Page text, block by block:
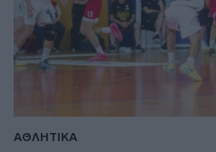
ΑΘΛΗΤΙΚΑ